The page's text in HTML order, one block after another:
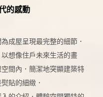
的感動
成屋呈現最完整的細節．
想像住戶未來生活的畫
間內．簡潔地突顯建築特
貼的細緻．